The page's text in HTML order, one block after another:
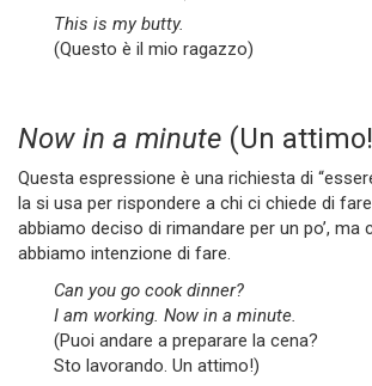
This is my butty.
(Questo è il mio ragazzo)
Now in a minute (Un
Questa espressione è una richiesta di
la si usa per rispondere a chi ci chiede di
abbiamo deciso di rimandare per un po’, ma
abbiamo intenzione di fare.
Can you go cook dinner?
I am working. Now in a minute.
(Puoi andare a preparare la cena?
Sto lavorando. Un attimo!)